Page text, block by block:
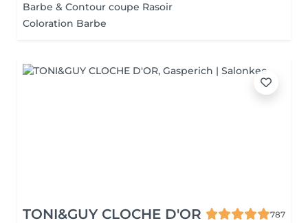
Barbe & Contour coupe Rasoir
Coloration Barbe
TONI&GUY CLOCHE D'OR
787